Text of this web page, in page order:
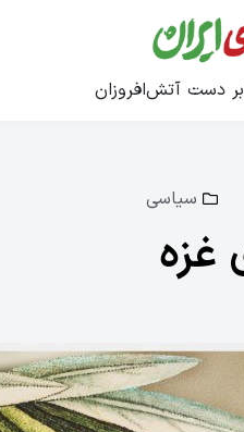
دست آتش‌افروزان
سیاسی
غزه